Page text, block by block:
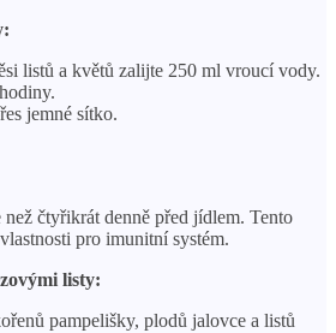
listů a květů zalijte 250 ml vroucí vody.
jemné sítko.
čtyřikrát denně před jídlem. Tento
pro imunitní systém.
listy:
pampelišky, plodů jalovce a listů